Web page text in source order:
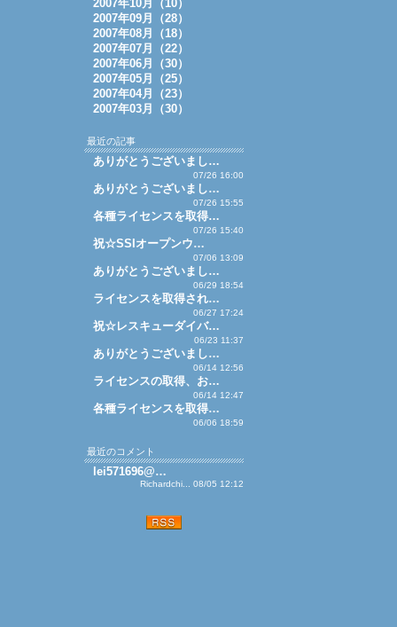
2007年10月（10）
2007年09月（28）
2007年08月（18）
2007年07月（22）
2007年06月（30）
2007年05月（25）
2007年04月（23）
2007年03月（30）
最近の記事
ありがとうございまし…
07/26 16:00
ありがとうございまし…
07/26 15:55
各種ライセンスを取得…
07/26 15:40
祝☆SSIオープンウ…
07/06 13:09
ありがとうございまし…
06/29 18:54
ライセンスを取得され…
06/27 17:24
祝☆レスキューダイバ…
06/23 11:37
ありがとうございまし…
06/14 12:56
ライセンスの取得、お…
06/14 12:47
各種ライセンスを取得…
06/06 18:59
最近のコメント
lei571696@…
Richardchi... 08/05 12:12